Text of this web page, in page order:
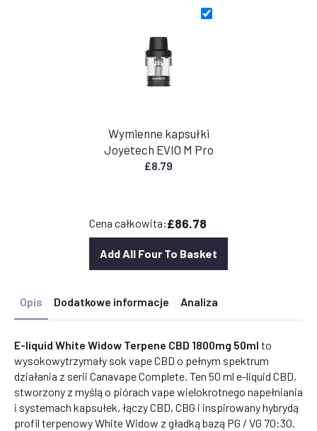
Wymienne kapsułki
Joyetech EVIO M Pro
£8.79
Cena całkowita:£86.78
Add All Four To Basket
Opis Dodatkowe informacje Analiza
E-liquid White Widow Terpene CBD 1800mg 50ml to
wysokowytrzymały sok vape CBD o pełnym spektrum
działania z serii Canavape Complete. Ten 50 ml e-liquid CBD,
stworzony z myślą o piórach vape wielokrotnego napełniania
i systemach kapsułek, łączy CBD, CBG i inspirowany hybrydą
profil terpenowy White Widow z gładką bazą PG / VG 70:30.